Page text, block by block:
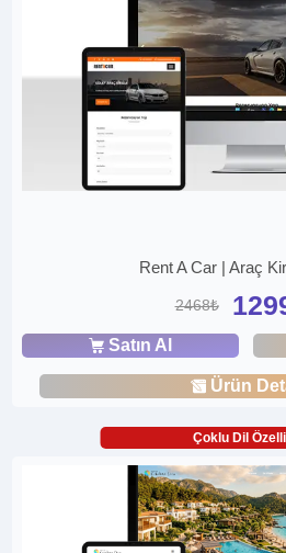
Rent A Car | Araç
2468₺
Satın Al
Ürün
Çoklu Dil